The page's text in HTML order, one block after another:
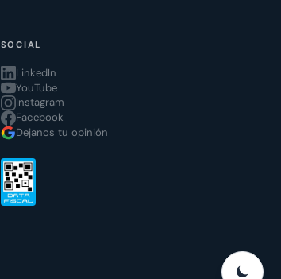
SOCIAL
LinkedIn
YouTube
Instagram
Facebook
Dejanos tu opinión